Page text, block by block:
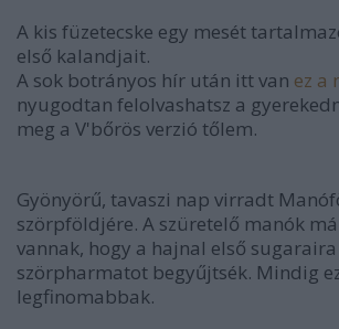
A kis füzetecske egy mesét
első kalandjait.
A sok botrányos hír után itt van ez a
nyugodtan felolvashatsz a
meg a V'bőrös verzió tőlem.
Gyönyörű, tavaszi nap virradt
szörpföldjére. A szüretelő manók
vannak, hogy a hajnal első
szörpharmatot begyűjtsék. Mindig
legfinomabbak.